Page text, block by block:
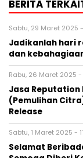
BERITA
Sabtu, 29 Maret 2025 -
Jadikanlah hari
dan
Rabu, 26 Maret 2025 -
Jasa
(Pemulihan
Release
Sabtu, 1 Maret 2025 -
Selamat